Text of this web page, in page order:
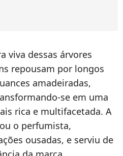
viva dessas árvores
repousam por longos
amadeiradas,
se em uma
rica e multifacetada. A
o perfumista,
ousadas, e serviu de